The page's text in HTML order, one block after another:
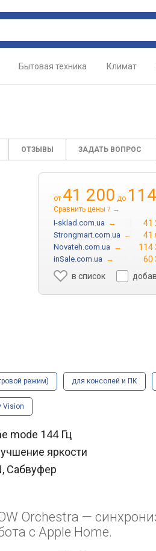
Бытовая техника Климат
ОТЗЫВЫ ЗАДАТЬ ВОПРОС
от 41 200 до
Сравнить цены 7 →
I-sklad.com.ua → 41
Strongmart.com.ua → 41
Novateh.com.ua → 114
inSale.com.ua →
60
в список
режим) для консолей и ПК
Vision
mode 144 Гц
яркости
Сабвуфер
Orchestra —
с Apple Home.